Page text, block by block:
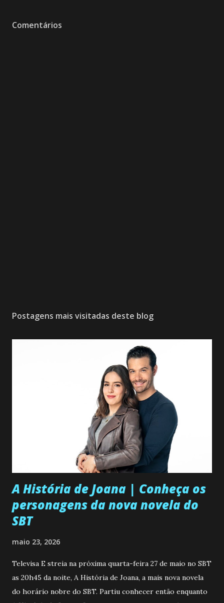
Comentários
Postagens mais visitadas deste blog
A História de Joana | Conheça os
personagens da nova novela do
SBT
maio 23, 2026
Televisa E streia na próxima quarta-feira 27 de maio no SBT
as 20h45 da noite, A História de Joana, a mais nova novela
do horário nobre do SBT. Partiu conhecer então enquanto